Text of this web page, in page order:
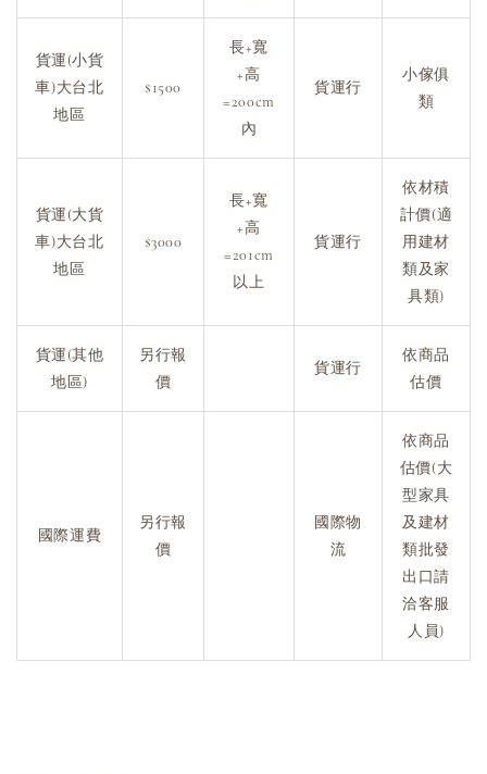
貨運(小貨
車)大台北
地區
$1500
長+寬
+高
=200cm
內
貨運行
小傢俱
類
貨運(大貨
車)大台北
地區
$3000
長+寬
+高
=201cm
以上
貨運行
依材積
計價(適
用建材
類及家
具類)
貨運(其他
地區)
另行報
價
貨運行
依商品
估價
國際運費
另行報
價
國際物
流
依商品
估價(大
型家具
及建材
類批發
出口請
洽客服
人員)